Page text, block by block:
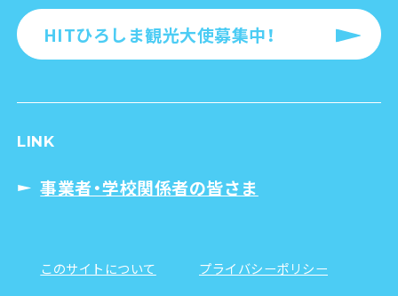
HITひろしま観光大使募集中！
LINK
事業者・学校関係者の皆さま
このサイトについて プライバシーポリシー